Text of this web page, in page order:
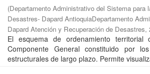
(Departamento Administrativo del Sistema
Desastres- Dapard AntioquiaDepartamento
Dapard Atención y Recuperación de Desastres,
El esquema de ordenamiento
Componente General constituido por
estructurales de largo plazo. Permite